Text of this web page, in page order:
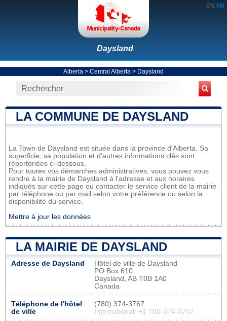
EN FR
Daysland
Alberta > Central Alberta > Daysland
LA COMMUNE DE DAYSLAND
La Town de Daysland est située dans la province d'Alberta. Sa
superficie, sa population et d'autres informations clés sont
répertoriées ci-dessous.
Pour toutes vos démarches administratives, vous pouvez vous
rendre à la mairie de Daysland à l'adresse et aux horaires
indiqués sur cette page ou contacter le service client de la mairie
par téléphone ou par mail selon votre préférence ou selon la
disponibilité du service.
Mettre à jour les données
LA MAIRIE DE DAYSLAND
Adresse de Daysland
Hôtel de ville de Daysland
PO Box 610
Daysland, AB T0B 1A0
Canada
Téléphone de l'hôtel
de ville
(780) 374-3767
International: +1 780-374-3767